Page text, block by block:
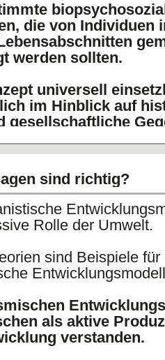
die von Individuen
werden sollten.
universell
im Hinblick auf
gesellschaftliche
eine
sind richtig?
Rolle der Umwelt.
sind Beispiele für
als aktive
verstanden.